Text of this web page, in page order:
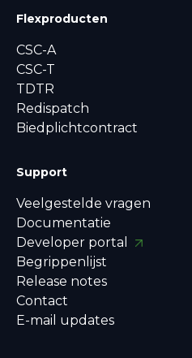
Flexproducten
CSC-A
CSC-T
TDTR
Redispatch
Biedplichtcontract
Support
Veelgestelde vragen
Documentatie
Developer portal
Begrippenlijst
Release notes
Contact
E-mail updates